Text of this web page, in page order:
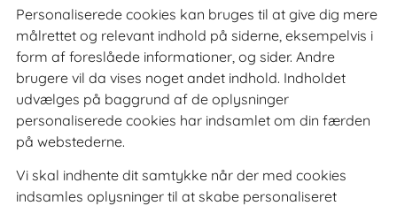
Personaliserede cookies kan bruges til at give dig mere
målrettet og relevant indhold på siderne, eksempelvis i
form af foreslåede informationer, og sider. Andre
brugere vil da vises noget andet indhold. Indholdet
udvælges på baggrund af de oplysninger
personaliserede cookies har indsamlet om din færden
på webstederne.
Vi skal indhente dit samtykke når der med cookies
indsamles oplysninger til at skabe personaliseret